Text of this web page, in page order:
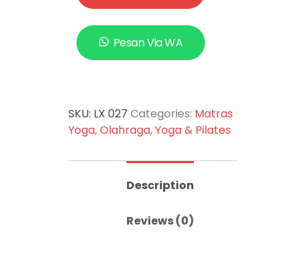
Pesan Via WA
SKU: LX 027 Categories: Matras
Yoga,Olahraga,Yoga & Pilates
Description
Reviews (0)